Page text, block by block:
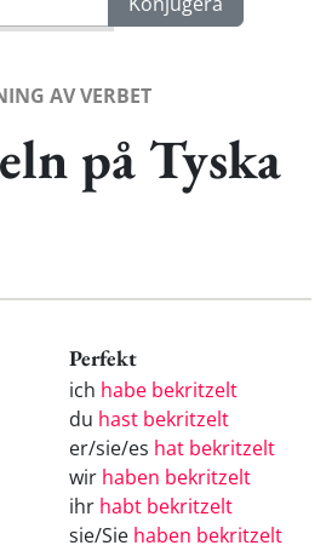
AV VERBET
på Tyska
Perfekt
ich habe bekritzelt
du hast bekritzelt
er/sie/es hat bekritzelt
wir haben bekritzelt
ihr habt bekritzelt
sie/Sie haben bekritzelt